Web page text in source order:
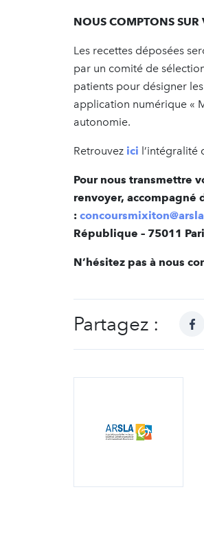
NOUS COMPTONS SUR
Les recettes déposées
par un comité de
patients pour désigner
application numérique «
autonomie.
Retrouvez ici l’intégralité
Pour nous transmettre
renvoyer, accompagné
:
République – 75011
N’hésitez pas à nous
Partagez :